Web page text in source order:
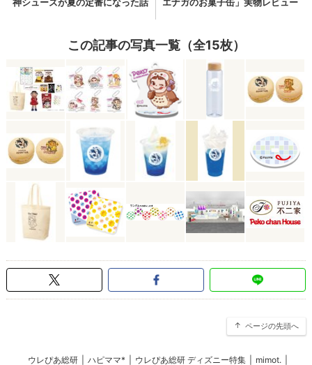
この記事の写真一覧（全15枚）
ページの先頭へ
ウレぴあ総研 ハピママ* ウレぴあ総研 ディズニー特集 mimot.